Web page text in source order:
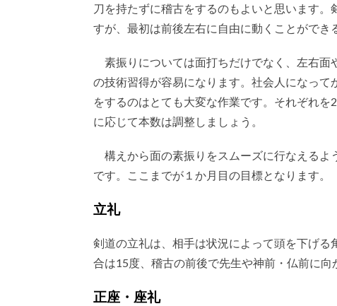
刀を持たずに稽古をするのもよいと思います
すが、最初は前後左右に自由に動くことができ
素振りについては面打ちだけでなく、左右面
の技術習得が容易になります。社会人になっ
をするのはとても大変な作業です。それぞれ
に応じて本数は調整しましょう。
構えから面の素振りをスムーズに行なえるよ
です。ここまでが１か月目の目標となります。
立礼
剣道の立礼は、相手は状況によって頭を下げ
合は15度、稽古の前後で先生や神前・仏前に
正座・座礼